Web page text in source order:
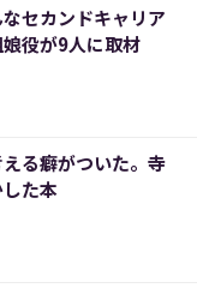
セカンドキャリア
役が9人に取材
る癖がついた。寺
た本